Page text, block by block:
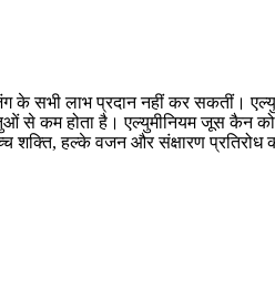
सभी लाभ प्रदान नहीं कर सकतीं।
से कम होता है। एल्युमीनियम जूस कैन
शक्ति, हल्के वजन और संक्षारण